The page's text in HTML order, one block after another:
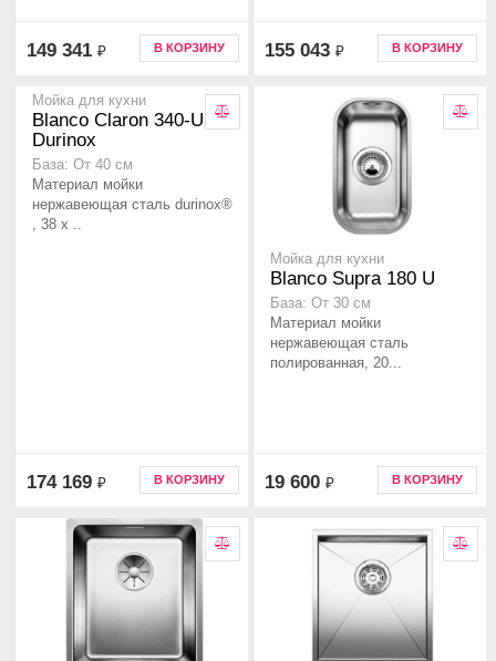
149 341 ₽ В КОРЗИНУ 155 043 ₽ В КОРЗИНУ
Мойка для кухни
Blanco Claron 340-U
Durinox
База: От 40 см
Материал мойки
нержавеющая сталь durinox®
, 38 x ..
174 169 ₽ В КОРЗИНУ
Мойка для кухни
Blanco Supra 180 U
База: От 30 см
Материал мойки
нержавеющая сталь
полированная, 20...
19 600 ₽ В КОРЗИНУ